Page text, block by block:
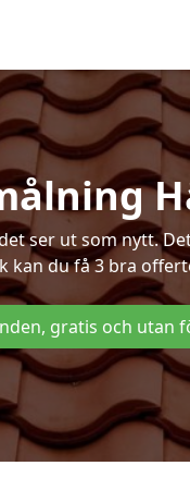
ser ut som nytt.
kan du få 3 bra
gratis och utan